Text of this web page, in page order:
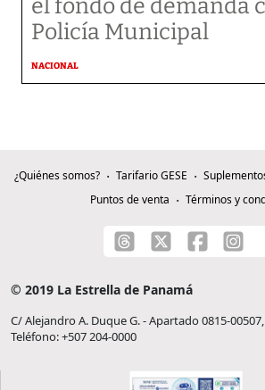
el fondo de demanda
Policía Municipal
NACIONAL
¿Quiénes somos? Tarifario GESE
Puntos de venta
Términos y
© 2019 La Estrella de Panamá
C/ Alejandro A. Duque G. - Apartado 0815-
Teléfono: +507 204-0000